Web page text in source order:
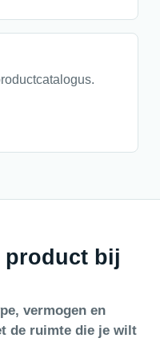
product bij
vermogen en
de ruimte die je wilt